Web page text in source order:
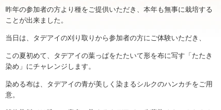
昨年の参加者の方より種をご提供いただき、本年も無事に栽培する
ことが出来ました。
当日は、タデアイの刈り取りから参加者の方にご体験いただき、
この夏初めて、タデアイの葉っぱをたたいて形を布に写す「たたき
染め」にチャレンジします。
染める布は、タデアイの青が美しく染まるシルクのハンカチをご用
意。